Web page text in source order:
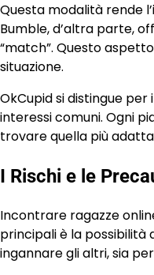
Questa modalità rende
Bumble, d’altra parte,
“match”. Questo
situazione.
OkCupid si distingue
interessi comuni. Ogni
trovare quella più
I Rischi e le
Incontrare ragazze
principali è la
ingannare gli altri, sia